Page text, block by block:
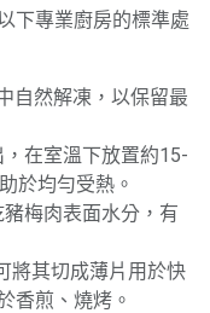
下專業廚房的標準處
自然解凍，以保留最
在室溫下放置約15-
於均勻受熱。
梅肉表面水分，有
將其切成薄片用於快
香煎、燒烤。